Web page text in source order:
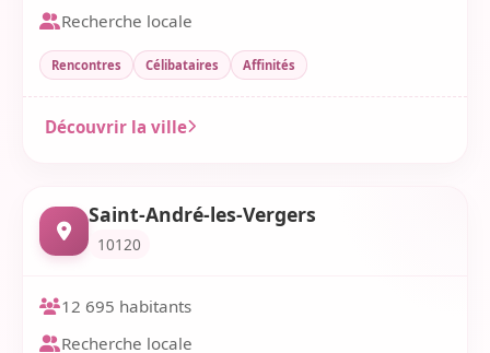
Recherche locale
Rencontres Célibataires Affinités
Découvrir la ville
Saint-André-les-Vergers
10120
12 695 habitants
Recherche locale